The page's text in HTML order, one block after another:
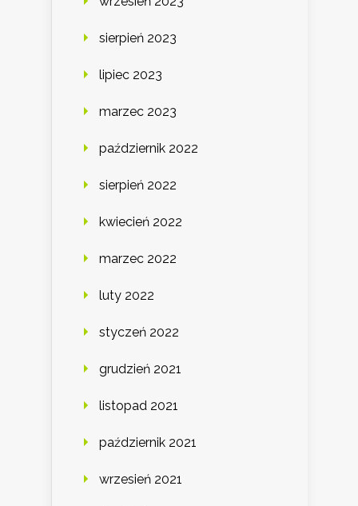
sierpień 2023
lipiec 2023
marzec 2023
październik 2022
sierpień 2022
kwiecień 2022
marzec 2022
luty 2022
styczeń 2022
grudzień 2021
listopad 2021
październik 2021
wrzesień 2021